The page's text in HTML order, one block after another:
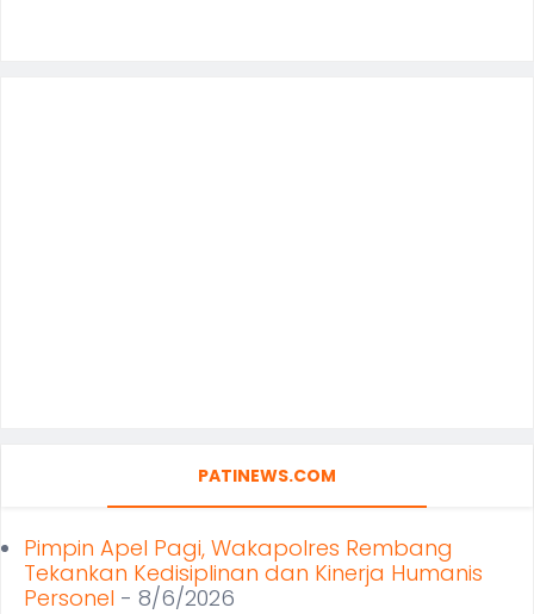
PATINEWS.COM
Pimpin Apel Pagi, Wakapolres Rembang
Tekankan Kedisiplinan dan Kinerja Humanis
Personel - 8/6/2026